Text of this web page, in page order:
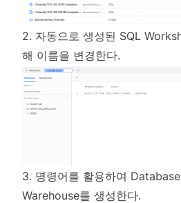
2. 자동으로 생성된 SQL
해 이름을 변경한다.
3. 명령어를 활용하여
Warehouse를 생성한다.